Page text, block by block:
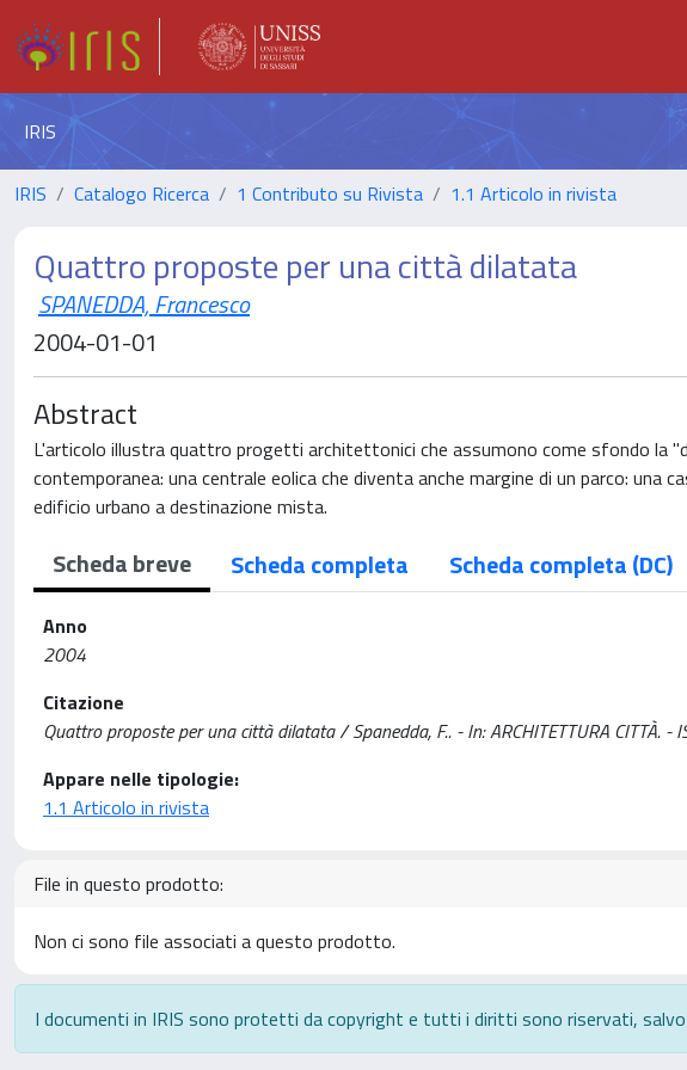
IRIS
IRIS Catalogo Ricerca 1 Contributo su Rivista 1.1 Articolo in rivista
Quattro proposte per una città dilatata
SPANEDDA, Francesco
2004-01-01
Abstract
L'articolo illustra quattro progetti architettonici che assumono come sfondo la
contemporanea: una centrale eolica che diventa anche margine di un parco: una
edificio urbano a destinazione mista.
Scheda breve Scheda completa Scheda completa (DC)
Anno
2004
Citazione
Quattro proposte per una città dilatata / Spanedda, F.. - In: ARCHITETTURA
Appare nelle tipologie:
1.1 Articolo in rivista
File in questo prodotto:
Non ci sono file associati a questo prodotto.
I documenti in IRIS sono protetti da copyright e tutti i diritti sono riservati, salvo